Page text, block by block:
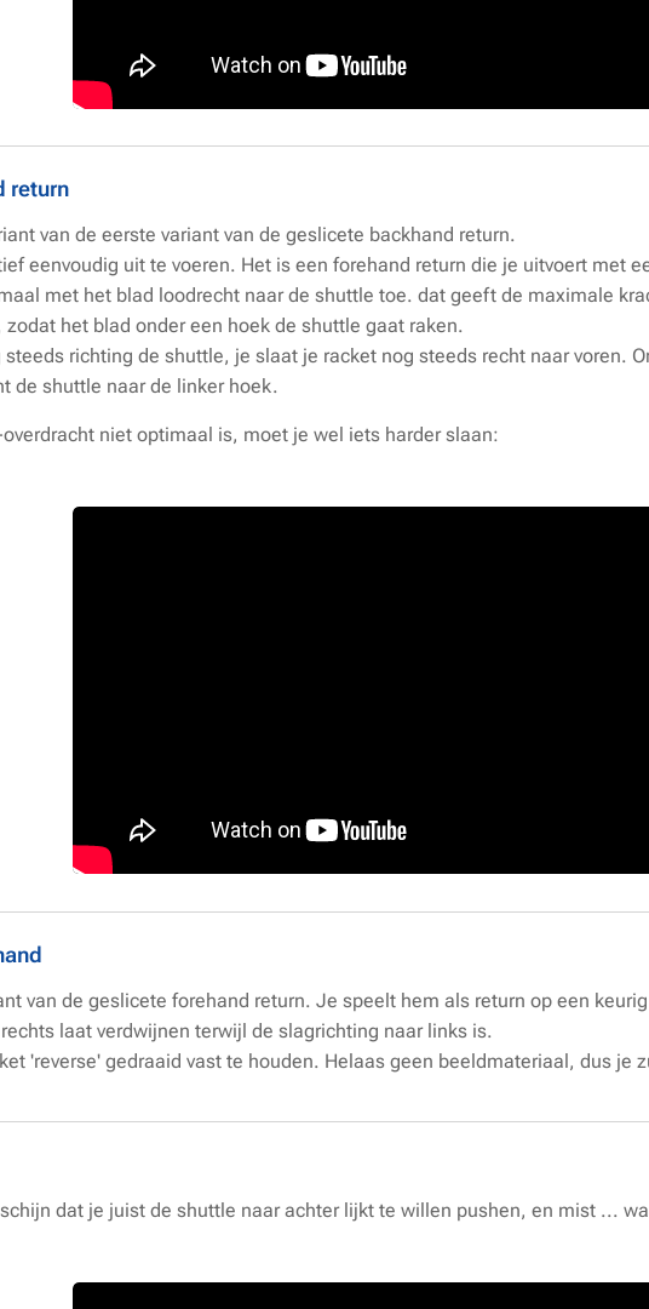
return
van de eerste variant van de geslicete backhand return.
eenvoudig uit te voeren. Het is een forehand return die je uitvoert met
met het blad loodrecht naar de shuttle toe. dat geeft de maximale
het blad onder een hoek de shuttle gaat raken.
richting de shuttle, je slaat je racket nog steeds recht naar voren.
de shuttle naar de linker hoek.
niet optimaal is, moet je wel iets harder slaan:
van de geslicete forehand return. Je speelt hem als return op een
laat verdwijnen terwijl de slagrichting naar links is.
'reverse' gedraaid vast te houden. Helaas geen beeldmateriaal, dus je
dat je juist de shuttle naar achter lijkt te willen pushen, en mist ...